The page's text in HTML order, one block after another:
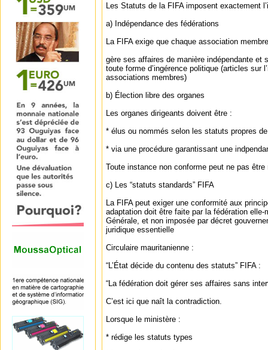
Les Statuts de la FIFA imposent exactement
a) Indépendance des fédérations
La FIFA exige que chaque association
gère ses affaires de manière indépendante et
toute forme d’ingérence politique (articles sur
associations membres)
b) Élection libre des organes
Les organes dirigeants doivent être :
* élus ou nommés selon les statuts propres
* via une procédure garantissant une
Toute instance non conforme peut ne pas être
c) Les “statuts standards” FIFA
La FIFA peut exiger une conformité aux
adaptation doit être faite par la fédération
Générale, et non imposée par décret
juridique essentielle
Circulaire mauritanienne :
“L’État décide du contenu des statuts” FIFA :
“La fédération doit gérer ses affaires sans
C’est ici que naît la contradiction.
Lorsque le ministère :
* rédige les statuts types